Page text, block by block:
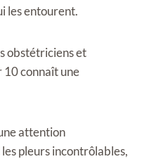
les entourent.
obstétriciens et
10 connaît une
attention
pleurs incontrôlables,